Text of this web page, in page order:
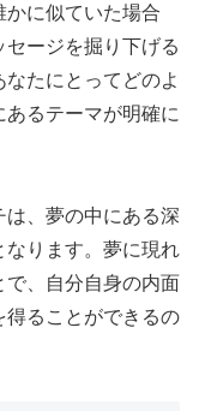
かに似ていた場合
ージを掘り下げる
たにとってどのよ
るテーマが明確に
は、夢の中にある深
なります。夢に現れ
で、自分自身の内面
得ることができるの